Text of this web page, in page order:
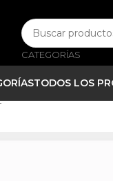
CATEGORÍAS
TODOS LOS